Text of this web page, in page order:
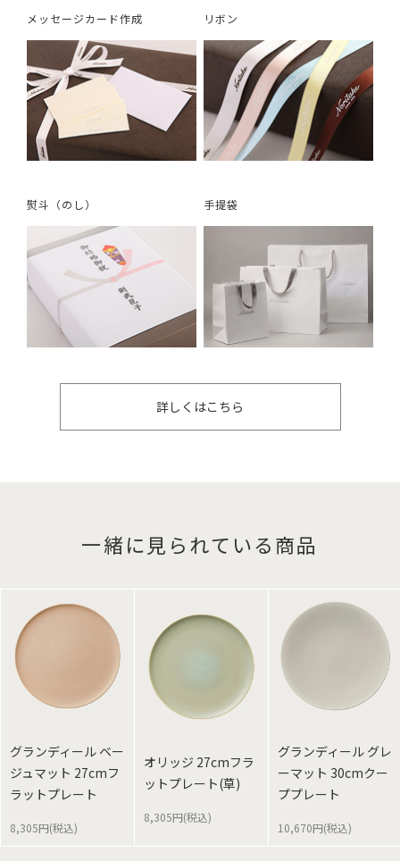
メッセージカード作成 リボン
熨斗（のし） 手提袋
詳しくはこちら
一緒に見られている商品
グランディール ベー
ジュマット 27cmフ
ラットプレート
8,305円(税込)
オリッジ 27cmフラ
ットプレート(草)
8,305円(税込)
グランディール グレ
ーマット 30cmクー
ププレート
10,670円(税込)